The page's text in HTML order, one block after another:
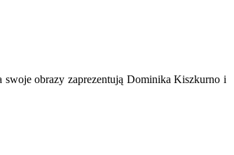
obrazy zaprezentują Dominika Kiszkurno i